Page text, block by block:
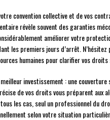
convention collective et de vos
révèle souvent des garanties
améliorer votre
les premiers jours d’arrêt.
humaines pour clarifier vos droits
investissement : une couverture
de vos droits vous préparent aux
les cas, seul un professionnel du
selon votre situation